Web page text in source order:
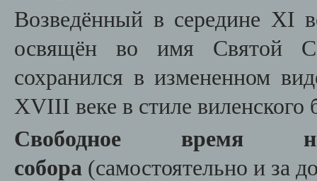
Возведённый в середине XI
освящён во имя Святой
сохранился в измененном
XVIII веке в стиле виленского
Свободное время
собора (самостоятельно и за